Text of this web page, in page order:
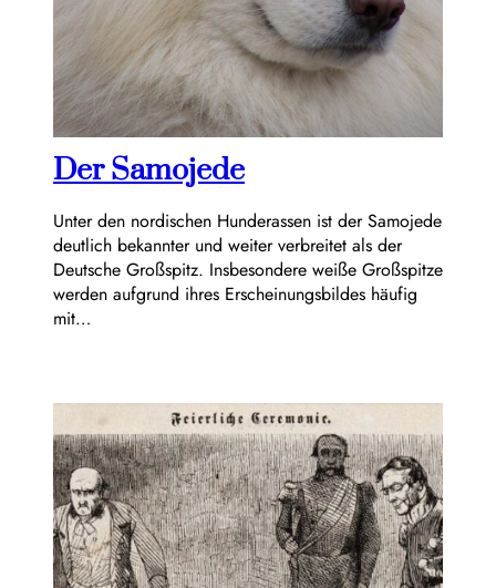
Der Samojede
Unter den nordischen Hunderassen ist der Samojede
deutlich bekannter und weiter verbreitet als der
Deutsche Großspitz. Insbesondere weiße Großspitze
werden aufgrund ihres Erscheinungsbildes häufig
mit…